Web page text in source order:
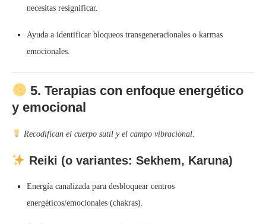
necesitas resignificar.
Ayuda a identificar bloqueos transgeneracionales o karmas
emocionales.
5.Terapias con enfoque energético
y emocional
Recodifican el cuerpo sutil y el campo vibracional.
Reiki (o variantes: Sekhem, Karuna)
Energía canalizada para desbloquear centros
energéticos/emocionales (chakras).